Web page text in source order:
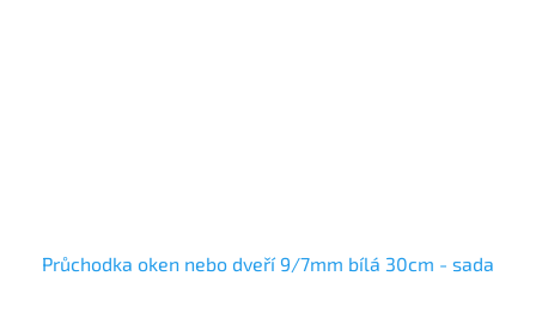
Průchodka oken nebo dveří 9/7mm bílá 30cm - sada